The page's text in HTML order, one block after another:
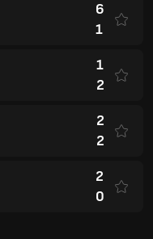
6
1
1
2
2
2
2
0